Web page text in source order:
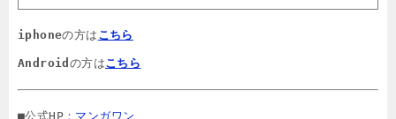
iphoneの方は こちら
Android の方はこちら
■公式HP： マンガワン